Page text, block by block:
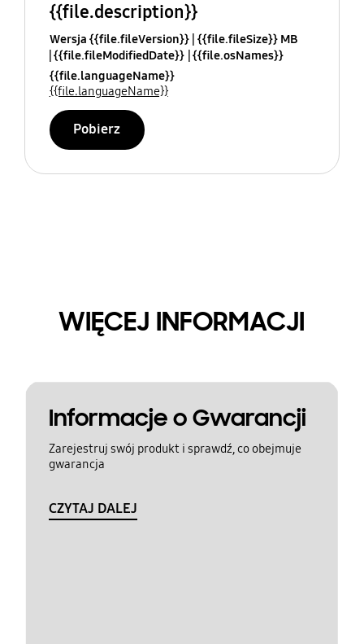
{{file.description}}
Wersja {{file.fileVersion}} {{file.fileSize}} MB
{{file.fileModifiedDate}} {{file.osNames}}
{{file.languageName}}
{{file.languageName}}
Pobierz
WIĘCEJ INFORMACJI
Informacje o Gwarancji
Zarejestruj swój produkt i sprawdź, co obejmuje
gwarancja
CZYTAJ DALEJ